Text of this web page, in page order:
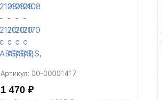
Артикул: 00-00001417
1 470 ₽